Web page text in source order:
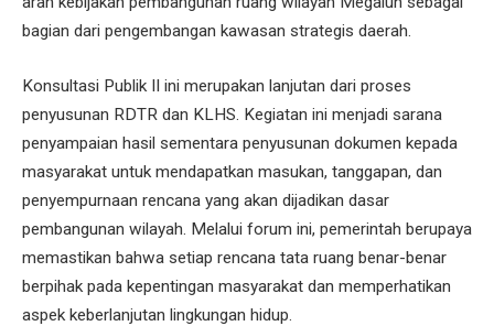
bagian dari pengembangan kawasan strategis daerah.
Konsultasi Publik II ini merupakan lanjutan dari proses
penyusunan RDTR dan KLHS. Kegiatan ini menjadi sarana
penyampaian hasil sementara penyusunan dokumen kepada
masyarakat untuk mendapatkan masukan, tanggapan, dan
penyempurnaan rencana yang akan dijadikan dasar
pembangunan wilayah. Melalui forum ini, pemerintah berupaya
memastikan bahwa setiap rencana tata ruang benar-benar
berpihak pada kepentingan masyarakat dan memperhatikan
aspek keberlanjutan lingkungan hidup.